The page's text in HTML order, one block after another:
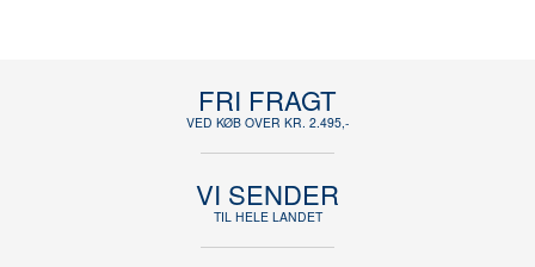
FRI FRAGT
VED KØB OVER KR. 2.495,-
VI SENDER
TIL HELE LANDET